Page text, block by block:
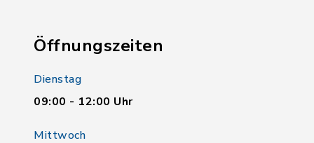
Öffnungszeiten
Dienstag
09:00 - 12:00 Uhr
Mittwoch